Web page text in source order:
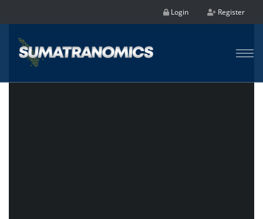
Login Register